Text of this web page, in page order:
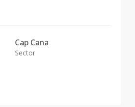
Cap Cana
Sector